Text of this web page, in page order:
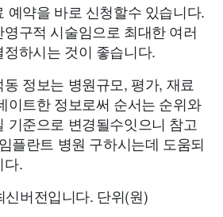
예약을 바로 신청할수 있습니다.
구적 시술임으로 최대한 여러
하시는 것이 좋습니다.
정보는 병원규모, 평가, 재료
이트한 정보로써 순서는 순위와
기준으로 변경될수잇으니 참고
플란트 병원 구하시는데 도움되
다.
버전입니다. 단위(원)